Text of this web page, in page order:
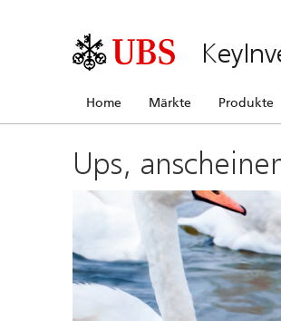
Home Märkte Produkte
Ups,